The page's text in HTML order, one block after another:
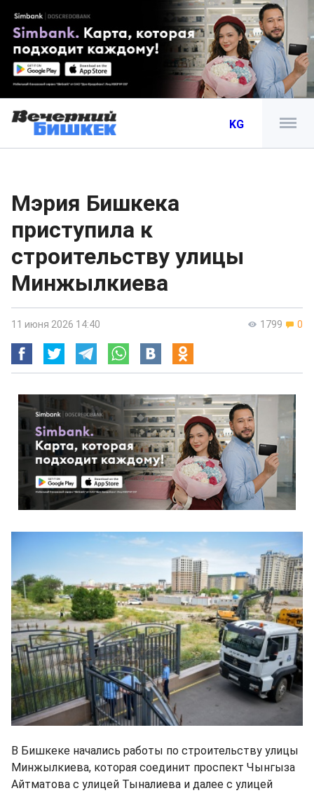
KG
Мэрия Бишкека
приступила к
строительству улицы
Минжылкиева
1799 0
11 июня 2026 14:40
В Бишкеке начались работы по строительству улицы
Минжылкиева, которая соединит проспект Чынгыза
Айтматова с улицей Тыналиева и далее с улицей